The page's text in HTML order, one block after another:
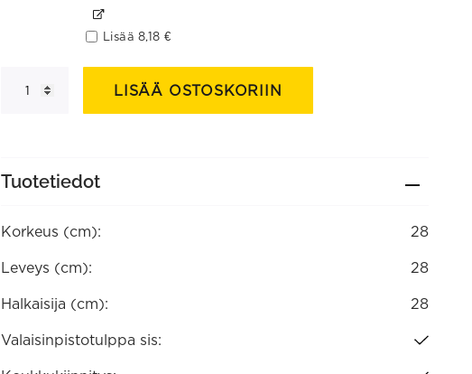
Lisää 8,18 €
riippuvalaisin
LISÄÄ OSTOSKORIIN
Tuotetiedot
Korkeus (cm): 28
Leveys (cm): 28
Halkaisija (cm): 28
Valaisinpistotulppa sis: